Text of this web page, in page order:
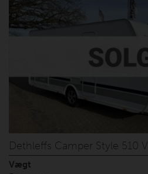
Dethleffs Camper Style 510 V
Vægt